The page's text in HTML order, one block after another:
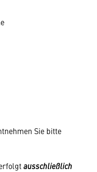
Sie bitte
ausschließlich